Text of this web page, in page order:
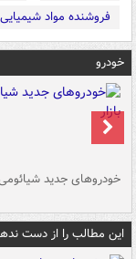
فروشنده مواد شیمیایی
خودرو
خودروهای جدید شیائومی
این مطالب را از دست